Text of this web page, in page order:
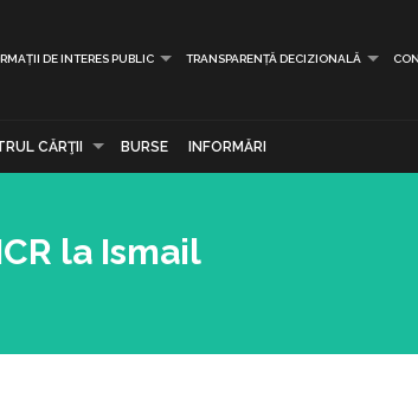
DE INTERES PUBLIC TRANSPARENȚĂ DECIZIONALĂ
CĂRŢII BURSE INFORMĂRI
la Ismail